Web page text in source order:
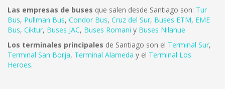
Las empresas de buses que salen desde Santiago son: Tur
Bus, Pullman Bus, Condor Bus, Cruz del Sur, Buses ETM, EME
Bus, Ciktur, Buses JAC, Buses Romani y Buses Nilahue
Los terminales principales de Santiago son el Terminal Sur,
Terminal San Borja, Terminal Alameda y el Terminal Los
Heroes.